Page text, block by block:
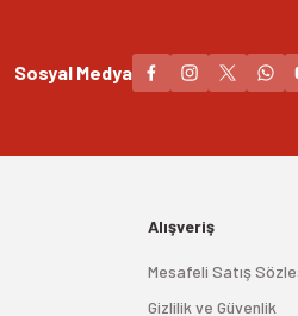
Sosyal Medya
Alışveriş
Mesafeli Satış
Gizlilik ve Güvenlik